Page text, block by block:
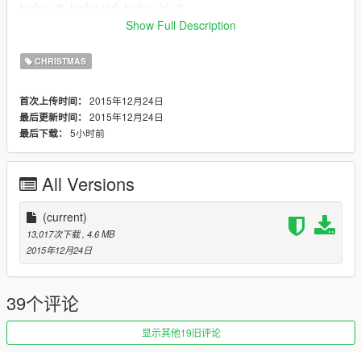
5. Replace: hydra.yft, hydra.ytd, hydra_hi.yft,
If you want more vehicles
:)
Zmodeler costs $4.50/month
Tell me if you Donate-I add you on my list: "Thanks List" :)
---------------------PL-------------------------
.:Sanie Mikołaja:..
Model pochodzi z:
https://3dwarehouse.sketchup.com/model.html?
id=b205ce1803e2f39de486c9925da39607
skonwertowane przez: KAFAROS
Show Full Description
CHRISTMAS
首次上传时间： 2015年12月24日
最后更新时间： 2015年12月24日
最后下载： 5小时前
All Versions
(current)
13,017次下载 , 4.6 MB
2015年12月24日
39个评论
显示其他19旧评论